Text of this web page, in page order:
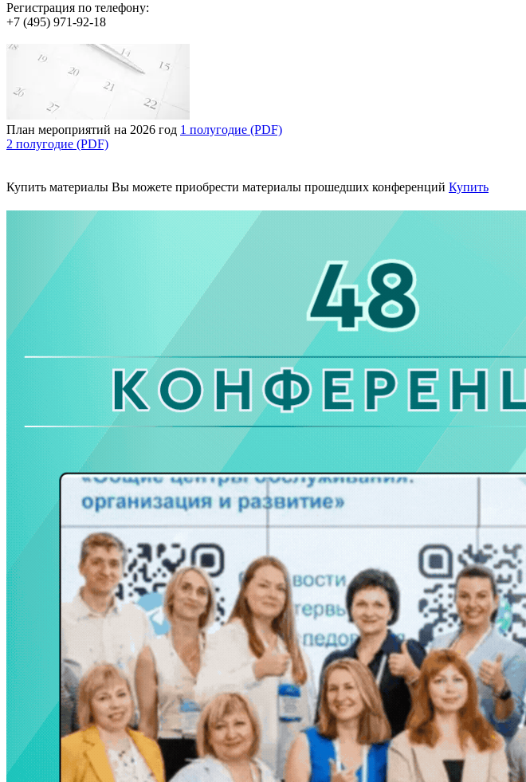
Регистрация по телефону:
+7 (495) 971-92-18
План мероприятий на 2026 год 1 полугодие (PDF)
2 полугодие (PDF)
Купить материалы Вы можете приобрести материалы прошедших конференций Купить